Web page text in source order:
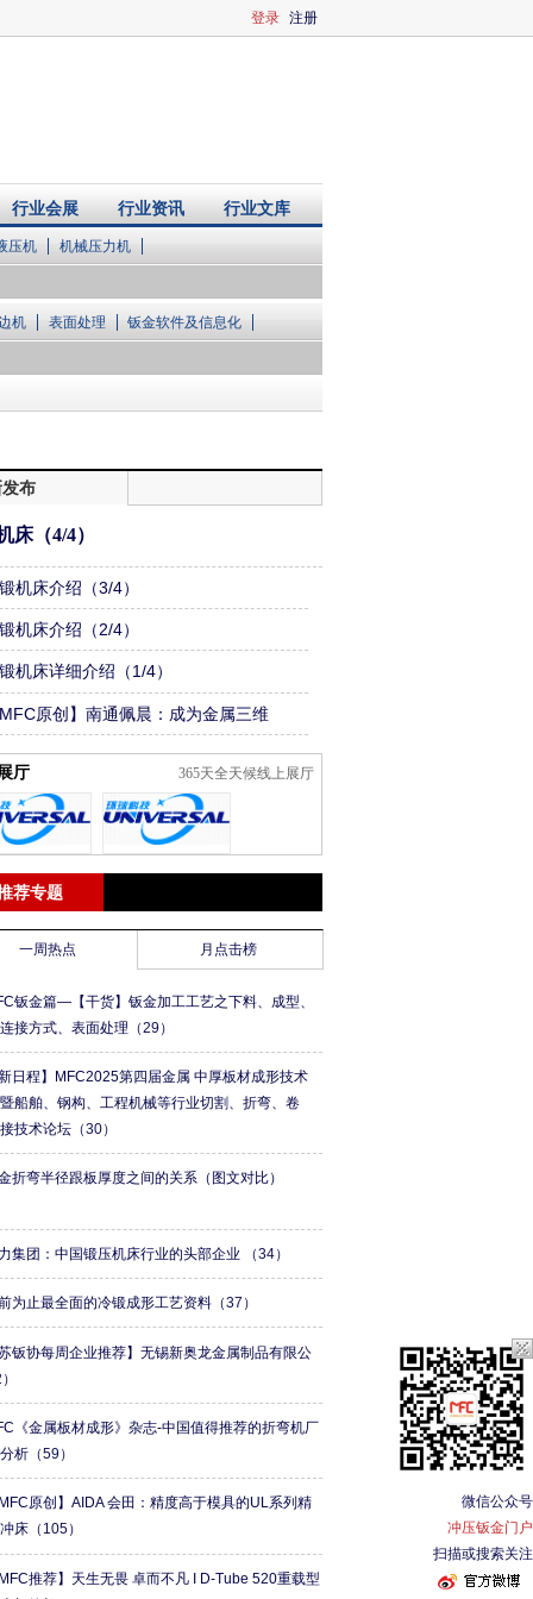
注册
登录
行业会展 行业资讯 行业文库
压机 机械压力机
机 表面处理 钣金软件及信息化
布
床（4/4）
机床介绍（3/4）
机床介绍（2/4）
机床详细介绍（1/4）
MFC原创】南通佩晨：成为金属三维
行业平台企业
厅 365天全天候线上展厅
荐专题
一周热点 月点击榜
钣金篇—【干货】钣金加工工艺之下料、成型、
接方式、表面处理 （29）
日程】MFC2025第四届金属 中厚板材成形技术
船舶、钢构、工程机械等行业切割、折弯、卷
技术论坛 （30）
折弯半径跟板厚度之间的关系（图文对比）
集团：中国锻压机床行业的头部企业 （34）
为止最全面的冷锻成形工艺资料 （37）
苏钣协每周企业推荐】无锡新奥龙金属制品有限公
《金属板材成形》杂志-中国值得推荐的折弯机厂
析 （59）
MFC原创】AIDA 会田：精度高于模具的UL系列精
床 （105）
MFC推荐】天生无畏 卓而不凡 I D-Tube 520重载型
微信公众号
冲压钣金门户
扫描或搜索关注